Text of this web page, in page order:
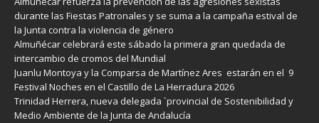
durante las Fiestas Patronales y se suma a la campaña estival de
la Junta contra la violencia de género
Almuñécar celebrará este sábado la primera gran quedada de
intercambio de cromos del Mundial
Juanlu Montoya y la Comparsa de Martínez Ares estarán en el 9
Festival Noches en el Castillo de La Herradura 2026
Trinidad Herrera, nueva delegada `provincial de Sostenibilidad y
Medio Ambiente de la Junta de Andalucía